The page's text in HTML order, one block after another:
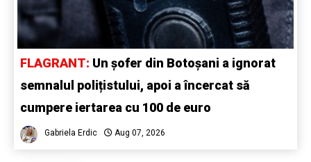
FLAGRANT: Un șofer din Botoșani a ignorat
semnalul polițistului, apoi a încercat să
cumpere iertarea cu 100 de euro
Gabriela Erdic Aug 07, 2026